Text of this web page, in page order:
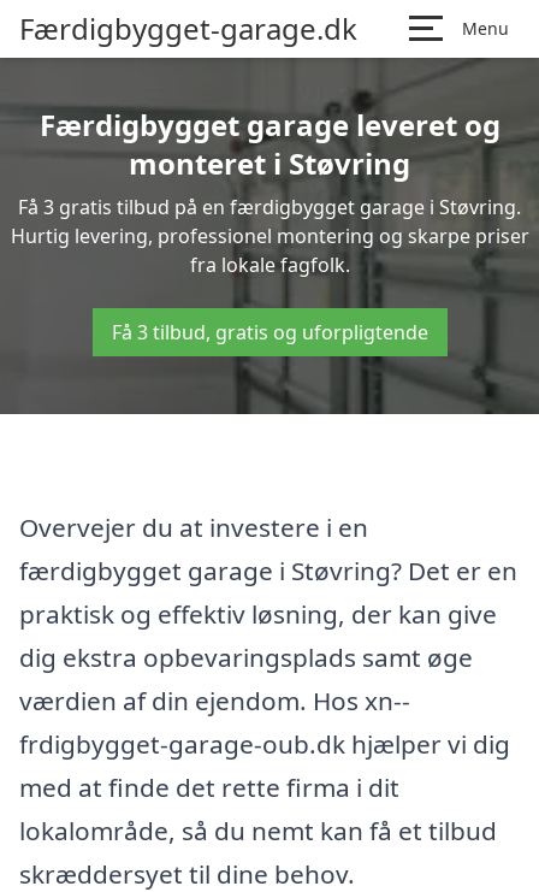
Færdigbygget-garage.dk Menu
Færdigbygget garage leveret og
monteret i Støvring
Få 3 gratis tilbud på en færdigbygget garage i Støvring.
Hurtig levering, professionel montering og skarpe priser
fra lokale fagfolk.
Få 3 tilbud, gratis og uforpligtende
Overvejer du at investere i en
færdigbygget garage i Støvring? Det er en
praktisk og effektiv løsning, der kan give
dig ekstra opbevaringsplads samt øge
værdien af din ejendom. Hos xn--
frdigbygget-garage-oub.dk hjælper vi dig
med at finde det rette firma i dit
lokalområde, så du nemt kan få et tilbud
skræddersyet til dine behov.